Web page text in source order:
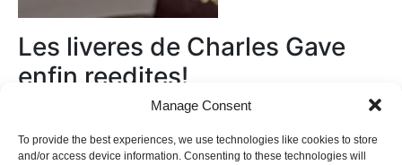
Manage Consent
To provide the best experiences, we use technologies like cookies to store
and/or access device information. Consenting to these technologies will
Les liveres de Charles Gave
enfin reedites!